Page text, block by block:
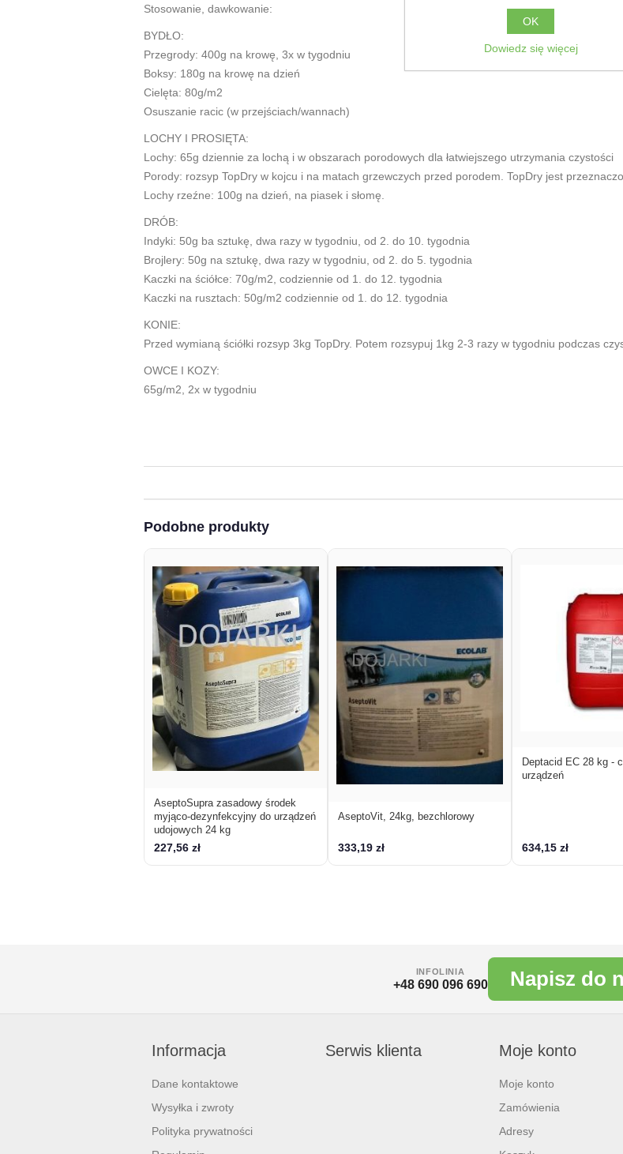
Stosowanie, dawkowanie:
BYDŁO:
Przegrody: 400g na krowę, 3x w tygodniu
Boksy: 180g na krowę na dzień
Cielęta: 80g/m2
Osuszanie racic (w przejściach/wannach)
LOCHY I PROSIĘTA:
Lochy: 65g dziennie za lochą i w obszarach porodowych dla łatwiejszego utrzymania czystości
Porody: rozsyp TopDry w kojcu i na matach grzewczych przed porodem. TopDry jest
Lochy rzeźne: 100g na dzień, na piasek i słomę.
DRÓB:
Indyki: 50g ba sztukę, dwa razy w tygodniu, od 2. do 10. tygodnia
Brojlery: 50g na sztukę, dwa razy w tygodniu, od 2. do 5. tygodnia
Kaczki na ściółce: 70g/m2, codziennie od 1. do 12. tygodnia
Kaczki na rusztach: 50g/m2 codziennie od 1. do 12. tygodnia
KONIE:
Przed wymianą ściółki rozsyp 3kg TopDry. Potem rozsypuj 1kg 2-3 razy w tygodniu podczas
OWCE I KOZY:
65g/m2, 2x w tygodniu
Podobne produkty
AseptoSupra zasadowy środek
myjąco-dezynfekcyjny do urządzeń
udojowych 24 kg
227,56 zł
AseptoVit, 24kg, bezchlorowy
333,19 zł
Deptacid EC 28 kg -
urządzeń
634,15 zł
INFOLINIA
+48 690 096 690 Napisz do
Informacja
Dane kontaktowe
Wysyłka i zwroty
Polityka prywatności
Serwis klienta Moje konto
Moje konto
Zamówienia
Adresy
OK
Dowiedz się więcej